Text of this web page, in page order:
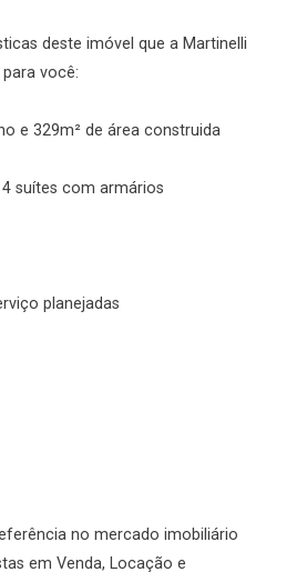
deste imóvel que a Martinelli
você:
e 329m² de área construida
suítes com armários
planejadas
no mercado imobiliário
em Venda, Locação e